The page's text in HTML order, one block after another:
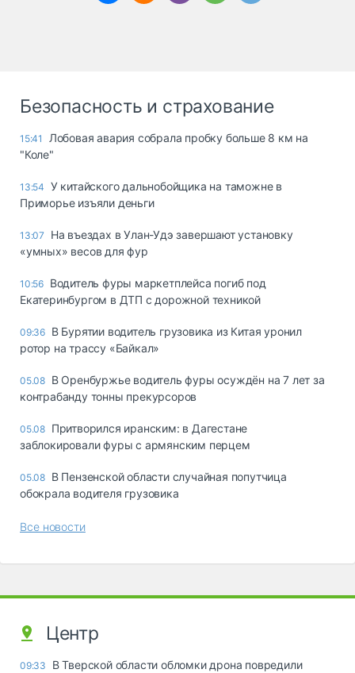
Безопасность и страхование
15:41
Лобовая авария собрала пробку больше 8 км на
"Коле"
13:54 У китайского дальнобойщика на таможне в
Приморье изъяли деньги
13:07
Ha въeздax в Улaн-Удэ зaвepшaют ycтaнoвкy
«yмныx» вecoв для фyp
10:56 Водитель фуры маркетплейса погиб под
Екатеринбургом в ДТП с дорожной техникой
09:36 В Бурятии водитель грузовика из Китая уронил
ротор на трассу «Байкал»
05.08 В Оренбуржье водитель фуры осуждён на 7 лет за
контрабанду тонны прекурсоров
05.08 Притворился иранским: в Дагестане
заблокировали фуры с армянским перцем
05.08 В Пензенской области случайная попутчица
обокрала водителя грузовика
Все новости
Центр
09:33
В Тверской области обломки дрона повредили